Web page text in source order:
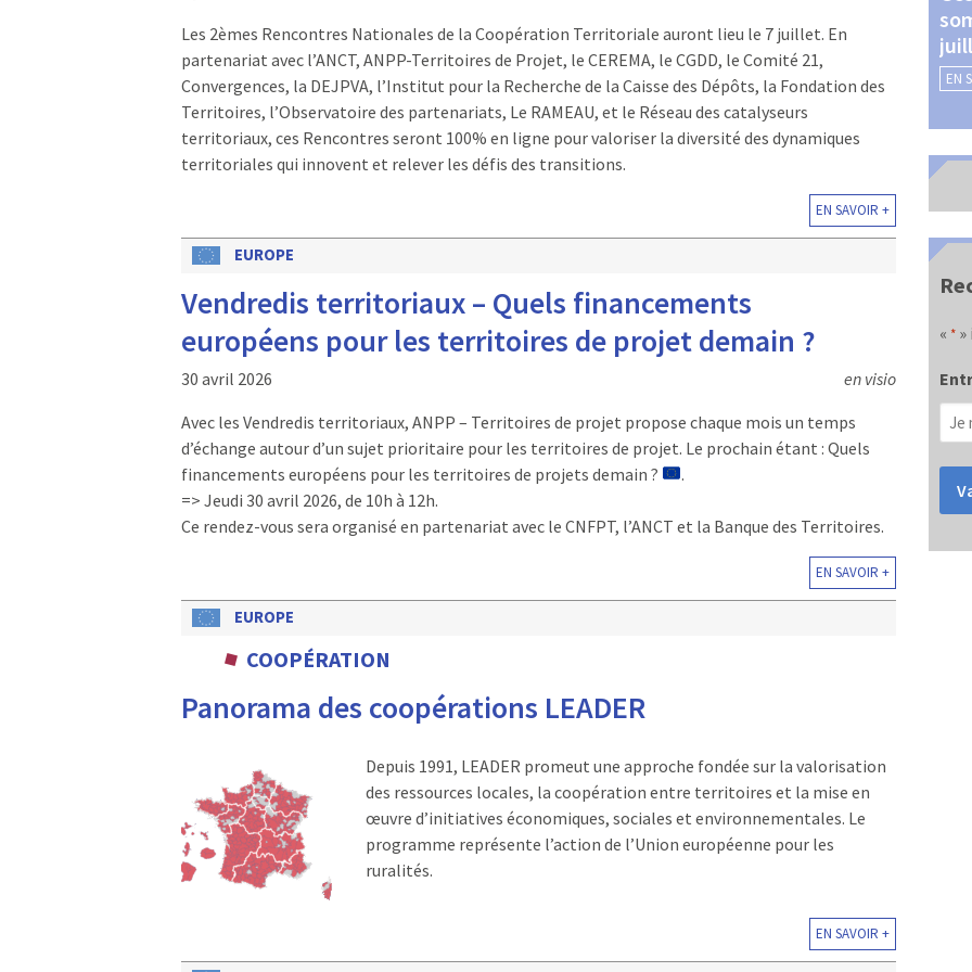
Les 2èmes Rencontres Nationales de la Coopération Territoriale auront lieu le 7 juillet. En
partenariat avec l’ANCT, ANPP-Territoires de Projet, le CEREMA, le CGDD, le Comité 21,
Convergences, la DEJPVA, l’Institut pour la Recherche de la Caisse des Dépôts, la Fondation des
Territoires, l’Observatoire des partenariats, Le RAMEAU, et le Réseau des catalyseurs
territoriaux, ces Rencontres seront 100% en ligne pour valoriser la diversité des dynamiques
territoriales qui innovent et relever les défis des transitions.
EN SAVOIR +
EUROPE
Vendredis territoriaux – Quels financements
européens pour les territoires de projet demain ?
30 avril 2026
en visio
Avec les Vendredis territoriaux, ANPP – Territoires de projet propose chaque mois un temps
d’échange autour d’un sujet prioritaire pour les territoires de projet. Le prochain étant : Quels
financements européens pour les territoires de projets demain ?
.
=> Jeudi 30 avril 2026, de 10h à 12h.
Ce rendez-vous sera organisé en partenariat avec le CNFPT, l’ANCT et la Banque des Territoires.
EN SAVOIR +
EUROPE
COOPÉRATION
Panorama des coopérations LEADER
Depuis 1991, LEADER promeut une approche fondée sur la valorisation
des ressources locales, la coopération entre territoires et la mise en
œuvre d’initiatives économiques, sociales et environnementales. Le
programme représente l’action de l’Union européenne pour les
ruralités.
EN SAVOIR +
septembre 2026)
EN SAVOIR + EN
« *»